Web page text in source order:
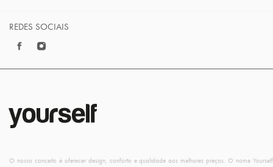
REDES SOCIAIS
O nosso conceito é oferecer design, conforto e qualidade aos melhores preços. O nome Yourself